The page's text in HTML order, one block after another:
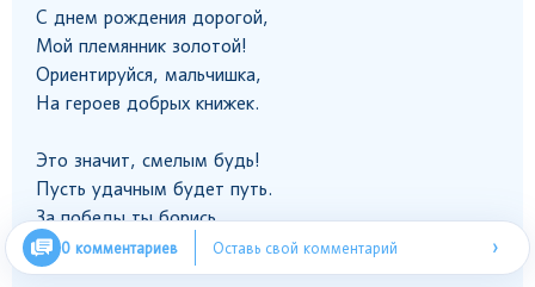
С днем рождения дорогой,
Мой племянник золотой!
Ориентируйся, мальчишка,
На героев добрых книжек.
Это значит, смелым будь!
Пусть удачным будет путь.
За победы ты борись,
А плохого сторонись.
0 комментариев Оставь свой комментарий ›